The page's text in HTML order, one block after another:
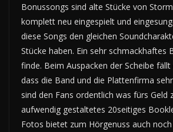
Bonussongs sind alte Stücke von
komplett neu eingespielt und
diese Songs den gleichen
Stücke haben. Ein sehr schmackhaftes
finde. Beim Auspacken der Scheibe
dass die Band und die Plattenfirma
sind den Fans ordentlich was fürs Geld
aufwendig gestaltetes 20seitiges
Fotos bietet zum Hörgenuss auch